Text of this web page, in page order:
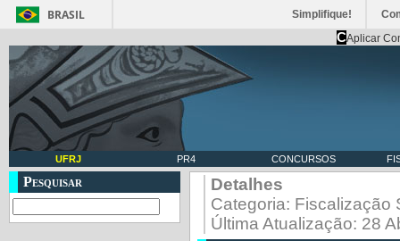
BRASIL Simplifique!
CAplicar
UFRJ PR4 CONCURSOS
Pesquisar
Detalhes
Categoria: Fiscalização
Última Atualização: 28